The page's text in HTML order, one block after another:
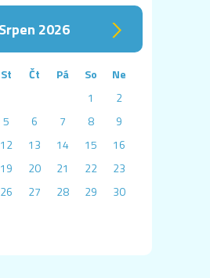
srpen 2026 ›
St Čt Pá So
Ne
1
2
5 6 7 8
9
12 13 14 15
16
19 20 21 22
23
26 27 28 29
30